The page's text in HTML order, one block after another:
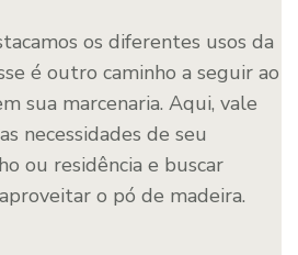
os diferentes usos da
é outro caminho a seguir ao
sua marcenaria. Aqui, vale
necessidades de seu
ou residência e buscar
o pó de madeira.